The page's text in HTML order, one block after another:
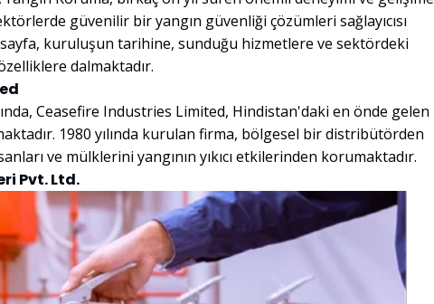
güvenilir bir yangın güvenliği çözümleri sağlayıcısı
sayfa, kuruluşun tarihine, sunduğu hizmetlere ve sektördeki
dalmaktadır.
Ceasefire Industries Limited, Hindistan'daki en önde gelen
1980 yılında kurulan firma, bölgesel bir distribütörden
ve mülklerini yangının yıkıcı etkilerinden korumaktadır.
Pvt. Ltd.